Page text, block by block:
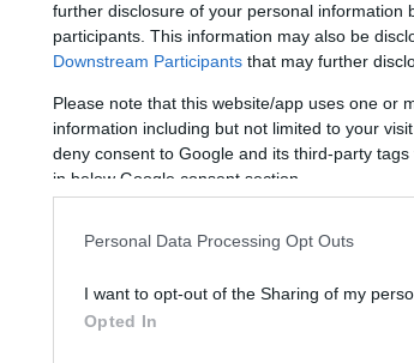
further disclosure of your personal information
participants. This information may also be
Downstream Participants that may further
Please note that this website/app uses one or
information including but not limited to your
deny consent to Google and its third-party
in below Google consent section.
Personal Data Processing Opt Outs
I want to opt-out of the Sharing of my
Opted In